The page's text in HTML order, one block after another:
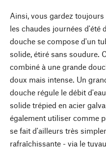
Ainsi, vous gardez
les chaudes journées d'été
douche se compose d'un
solide, étiré sans soudure.
combiné à une grande
doux mais intense. Un
douche régule le débit
solide trépied en acier
également utiliser comme
se fait d'ailleurs très
rafraîchissante - via le